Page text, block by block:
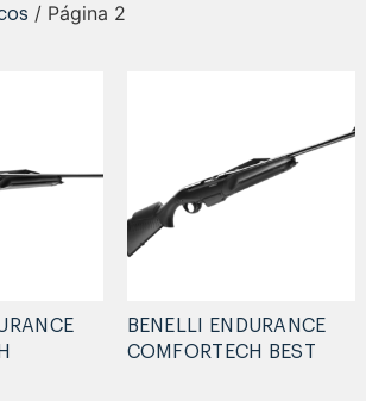
/ Página 2
BENELLI ENDURANCE
COMFORTECH BEST